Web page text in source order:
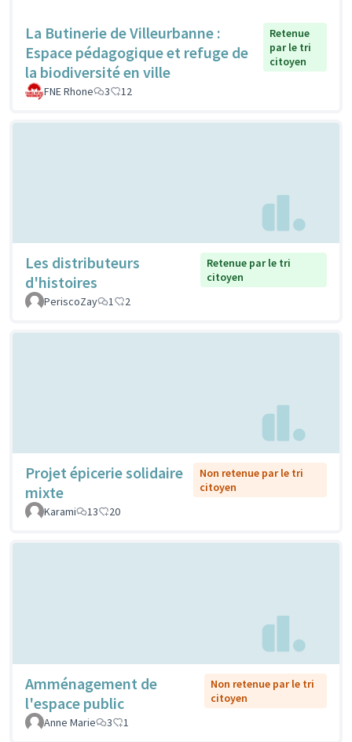
La Butinerie de Villeurbanne :
Espace pédagogique et refuge de
la biodiversité en ville
Retenue
par le tri
citoyen
FNE Rhone 3 12
Les distributeurs
d'histoires
Retenue par le tri
citoyen
PeriscoZay
1 2
Projet épicerie solidaire
mixte
Non retenue par le tri
citoyen
Karami
13 20
Amménagement de
l'espace public
Non retenue par le tri
citoyen
Anne Marie
3 1